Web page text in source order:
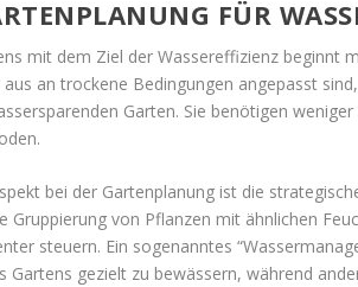
FÜR
mit dem Ziel der Wassereffizienz beginnt
an trockene Bedingungen angepasst
Garten. Sie benötigen
bei der Gartenplanung ist die
Gruppierung von Pflanzen mit ähnlichen
steuern. Ein sogenanntes
Gartens gezielt zu bewässern, während